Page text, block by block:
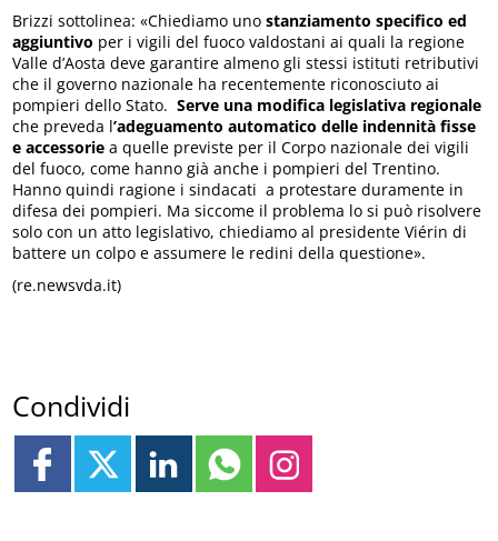
Brizzi sottolinea: «Chiediamo uno stanziamento specifico ed
aggiuntivo per i vigili del fuoco valdostani ai quali la regione
Valle d’Aosta deve garantire almeno gli stessi istituti retributivi
che il governo nazionale ha recentemente riconosciuto ai
pompieri dello Stato. Serve una modifica legislativa regionale
che preveda l’adeguamento automatico delle indennità fisse
e accessorie a quelle previste per il Corpo nazionale dei vigili
del fuoco, come hanno già anche i pompieri del Trentino.
Hanno quindi ragione i sindacati a protestare duramente in
difesa dei pompieri. Ma siccome il problema lo si può risolvere
solo con un atto legislativo, chiediamo al presidente Viérin di
battere un colpo e assumere le redini della questione».
(re.newsvda.it)
Condividi